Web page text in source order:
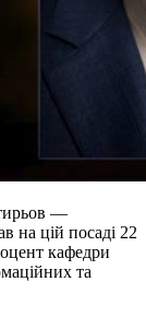
—
на цій посаді 22
кафедри
та